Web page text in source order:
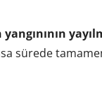
sürede